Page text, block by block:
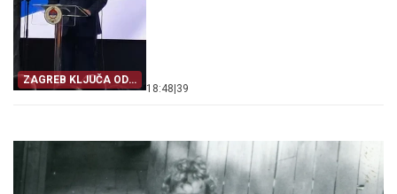
ZAGREB KLJUČA OD
MUKE!
18:48 39